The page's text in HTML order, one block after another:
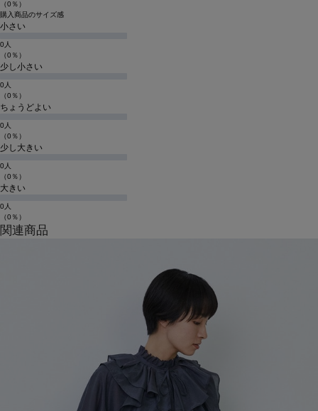
（0％）
購入商品のサイズ感
小さい
0人
（0％）
少し小さい
0人
（0％）
ちょうどよい
0人
（0％）
少し大きい
0人
（0％）
大きい
0人
（0％）
関連商品